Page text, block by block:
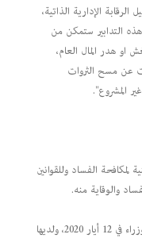
الرقابة الإدارية الذاتية،
التدابير ستمكن من
او هدر المال العام،
عن مسح الثروات
المشروع".
لمكافحة الفساد وللقوانين
والوقاية منه.
وقالت: "ان هذه الإستراتيجية أقرت في مجلس الوزراء في 12 أيار 2020، ولديها